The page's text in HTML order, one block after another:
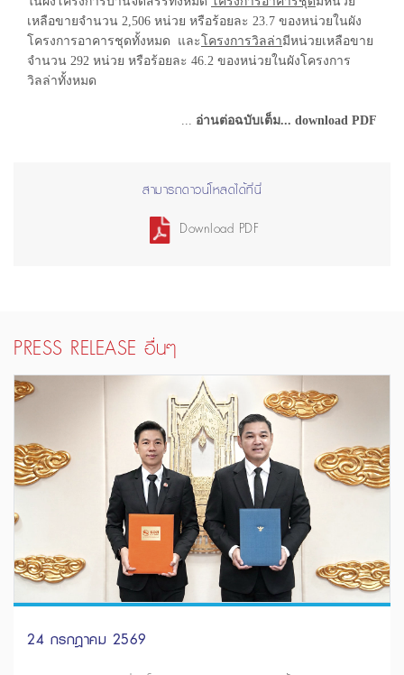
เหลือขายจำนวน 2,506 หน่วย หรือร้อยละ 23.7 ของหน่วยในผัง
โครงการอาคารชุดทั้งหมด และ โครงการวิลล่ามีหน่วยเหลือขาย
จำนวน 292 หน่วย หรือร้อยละ 46.2 ของหน่วยในผังโครงการ
วิลล่าทั้งหมด
... อ่านต่อฉบับเต็ม... download PDF
สามารถดาวน์โหลดได้ที่นี่
Download PDF
PRESS RELEASE อื่นๆ
24 กรกฎาคม 2569